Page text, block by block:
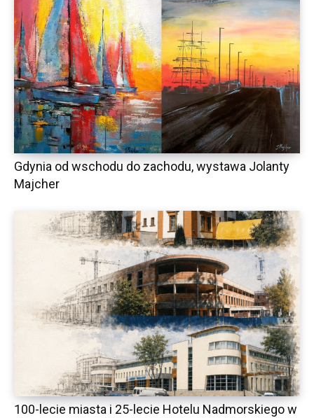
Gdynia od wschodu do zachodu, wystawa Jolanty
Majcher
100-lecie miasta i 25-lecie Hotelu Nadmorskiego w